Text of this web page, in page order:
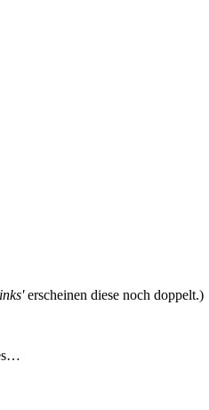
erscheinen diese noch doppelt.)